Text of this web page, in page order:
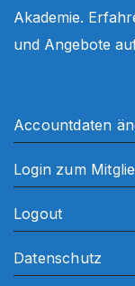
Akademie.
und Angebote
Accountdaten
Login zum
Logout
Datenschutz